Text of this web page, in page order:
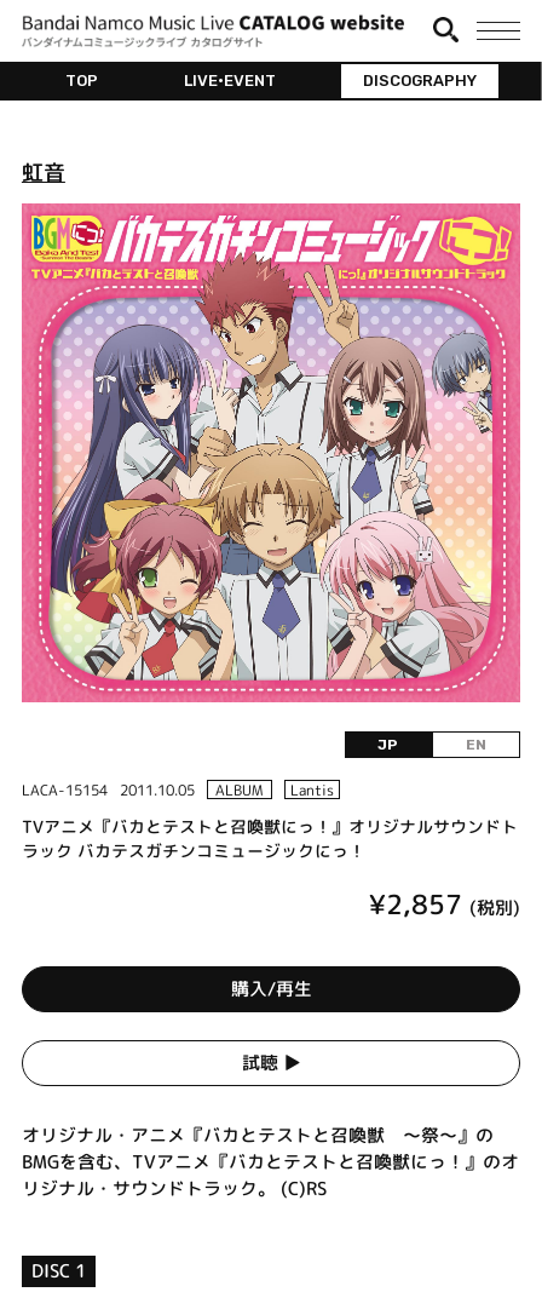
TOP LIVE•EVENT DISCOGRAPHY
虹音
JP EN
LACA-15154 2011.10.05 ALBUM Lantis
TVアニメ『バカとテストと召喚獣にっ！』オリジナルサウンドト
ラック バカテスガチンコミュージックにっ！
¥2,857 (税別)
購入/再生
試聴 ▶︎
オリジナル・アニメ『バカとテストと召喚獣 ～祭～』の
BMGを含む、TVアニメ『バカとテストと召喚獣にっ！』のオ
リジナル・サウンドトラック。 (C)RS
DISC 1